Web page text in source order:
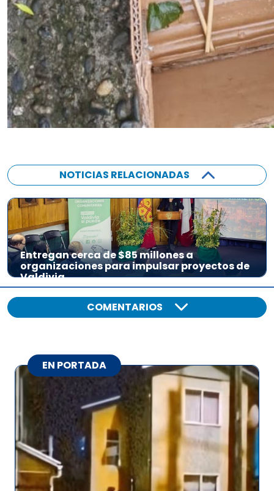
NOTICIAS RELACIONADAS
Entregan cerca de $85 millones a
organizaciones para impulsar proyectos de
Valdivia
COMENTARIOS
EN PORTADA